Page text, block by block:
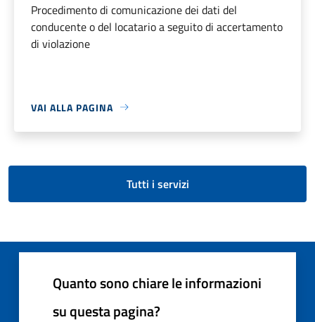
Procedimento di comunicazione dei dati del
conducente o del locatario a seguito di accertamento
di violazione
VAI ALLA PAGINA
Tutti i servizi
Quanto sono chiare le informazioni
su questa pagina?